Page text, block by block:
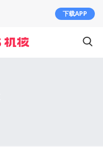
下载APP